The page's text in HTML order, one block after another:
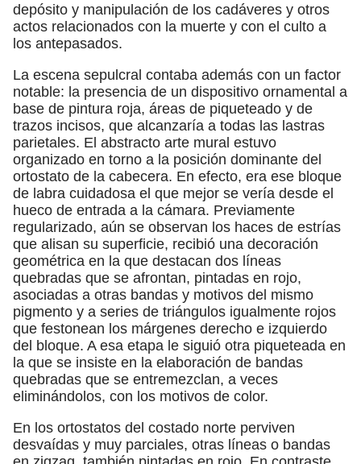
depósito y manipulación de los cadáveres y otros
actos relacionados con la muerte y con el culto a
los antepasados.
La escena sepulcral contaba además con un factor
notable: la presencia de un dispositivo ornamental a
base de pintura roja, áreas de piqueteado y de
trazos incisos, que alcanzaría a todas las lastras
parietales. El abstracto arte mural estuvo
organizado en torno a la posición dominante del
ortostato de la cabecera. En efecto, era ese bloque
de labra cuidadosa el que mejor se vería desde el
hueco de entrada a la cámara. Previamente
regularizado, aún se observan los haces de estrías
que alisan su superficie, recibió una decoración
geométrica en la que destacan dos líneas
quebradas que se afrontan, pintadas en rojo,
asociadas a otras bandas y motivos del mismo
pigmento y a series de triángulos igualmente rojos
que festonean los márgenes derecho e izquierdo
del bloque. A esa etapa le siguió otra piqueteada en
la que se insiste en la elaboración de bandas
quebradas que se entremezclan, a veces
eliminándolos, con los motivos de color.
En los ortostatos del costado norte perviven
desvaídas y muy parciales, otras líneas o bandas